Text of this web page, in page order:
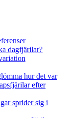
dagfjärilar?
hur det var
efter
sprider sig i